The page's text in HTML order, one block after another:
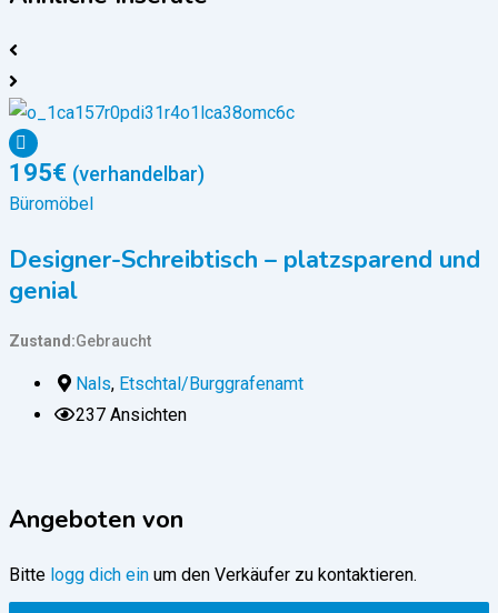
195€ (verhandelbar)
Büromöbel
Designer-Schreibtisch – platzsparend und
genial
Zustand Gebraucht
Nals, Etschtal/Burggrafenamt
237 Ansichten
Angeboten von
Bitte logg dich ein um den Verkäufer zu kontaktieren.